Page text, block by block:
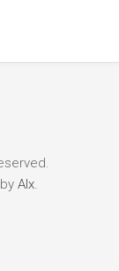
Alx.